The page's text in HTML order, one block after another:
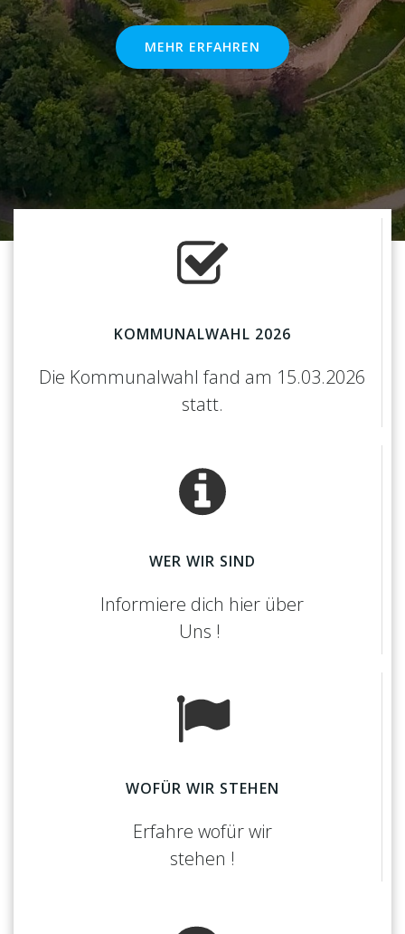
MEHR ERFAHREN
KOMMUNALWAHL 2026
Die Kommunalwahl fand am 15.03.2026
statt.
WER WIR SIND
Informiere dich hier über
Uns !
WOFÜR WIR STEHEN
Erfahre wofür wir
stehen !